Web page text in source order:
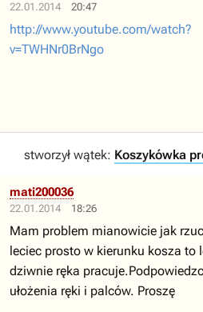
22.01.2014 20:47
http://www.youtube.com/watch?
v=TWHNr0BrNgo
stworzył wątek: Koszykówka
22.01.2014 18:26
mati200036
Mam problem mianowicie jak
leciec prosto w kierunku kosza to
dziwnie ręka
ułożenia ręki i palców. Proszę